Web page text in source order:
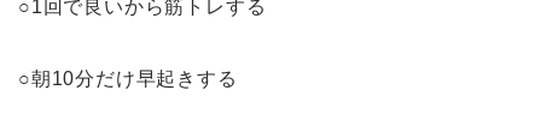
○1回で良いから筋トレする
○朝10分だけ早起きする